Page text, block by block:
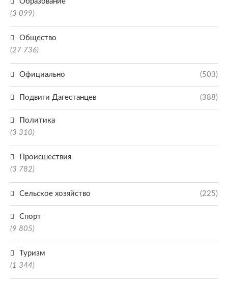
(3 099)
Общество
(27 736)
Официально (503)
Подвиги Дагестанцев (388)
Политика
(3 310)
Происшествия
(3 782)
Сельское хозяйство (225)
Спорт
(9 805)
Туризм
(1 344)